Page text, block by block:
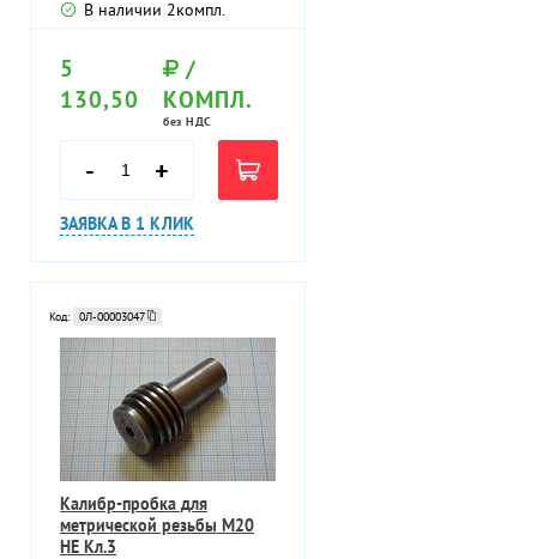
В наличии 2компл.
5
130,50
/
КОМПЛ.
без НДС
- +
ЗАЯВКА В 1 КЛИК
Код: 0Л-00003047
Калибр-пробка для
метрической резьбы М20
НЕ Кл.3